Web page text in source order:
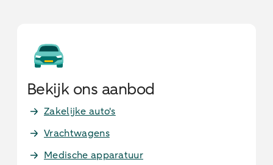
Bekijk ons aanbod
Zakelijke auto's
Vrachtwagens
Medische apparatuur